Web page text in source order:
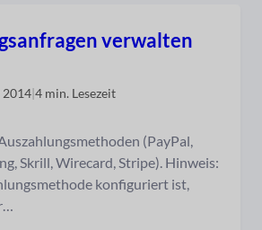
verwalten
2014|4 min. Lesezeit
(PayPal,
Skrill, Wirecard, Stripe). Hinweis:
konfiguriert ist,